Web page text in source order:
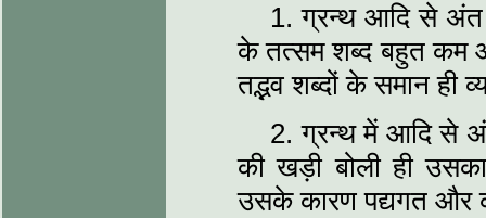
1. ग्रन्थ आदि से अंत
के तत्सम शब्द बहुत कम
तद्भव शब्दों के समान ही
2. ग्रन्थ में आदि से
की खड़ी बोली ही
उसके कारण पद्यगत और